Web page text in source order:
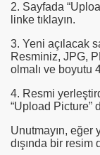
2. Sayfada
linke tıklayın.
3. Yeni açılacak
Resminiz, JPG,
olmalı ve boyutu 4
4. Resmi
“Upload Picture”
Unutmayın, eğer
dışında bir resim